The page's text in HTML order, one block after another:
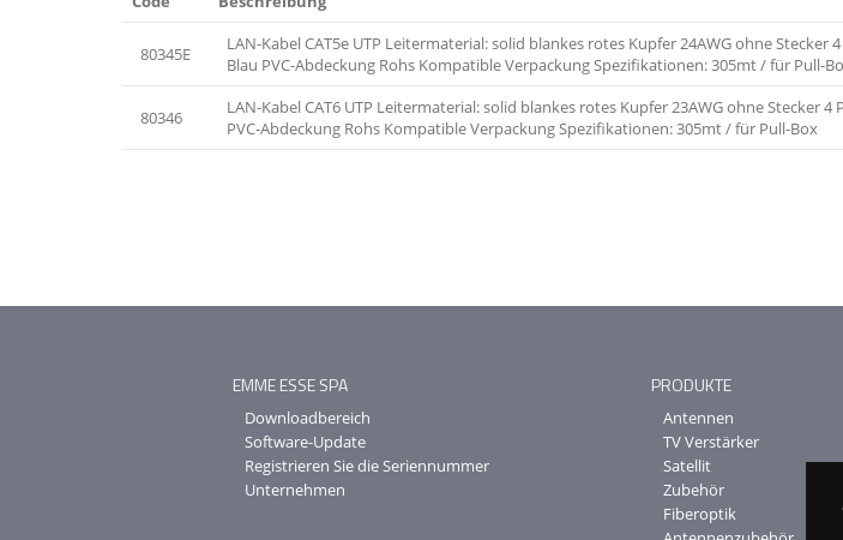
80345E
LAN-Kabel CAT5e UTP Leitermaterial: solid blankes rotes Kupfer 24AWG ohne Stecker
Blau PVC-Abdeckung Rohs Kompatible Verpackung Spezifikationen: 305mt / für Pull-
80346
LAN-Kabel CAT6 UTP Leitermaterial: solid blankes rotes Kupfer 23AWG ohne Stecker 4
PVC-Abdeckung Rohs Kompatible Verpackung Spezifikationen: 305mt / für Pull-Box
EMME ESSE SPA
Downloadbereich
Software-Update
Registrieren Sie die Seriennummer
Unternehmen
PRODUKTE
Antennen
TV Verstärker
Satellit
Zubehör
Fiberoptik